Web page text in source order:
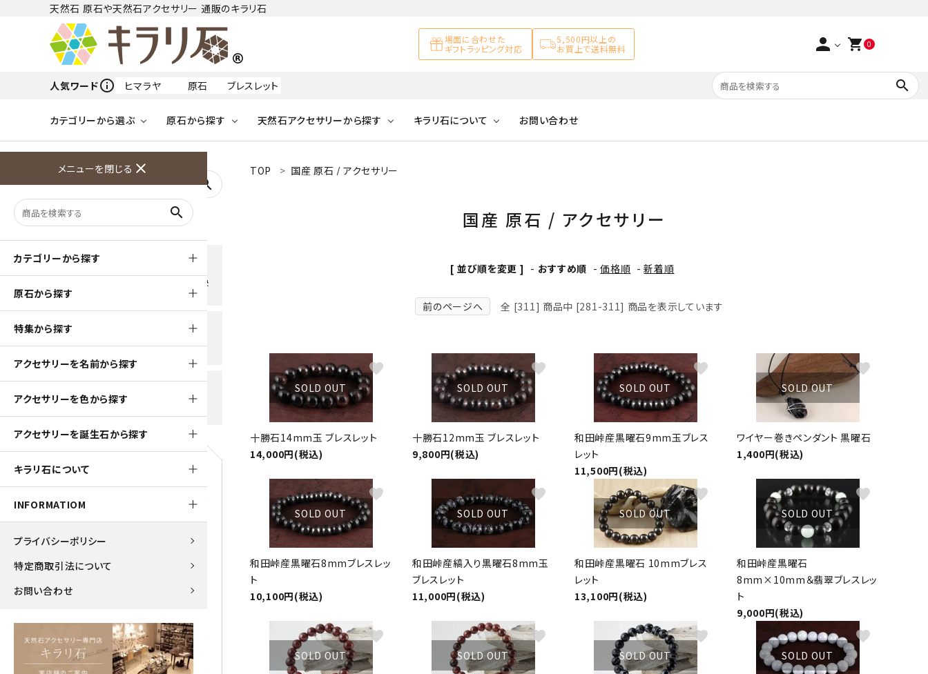
天然石 原石や天然石アクセサリー 通販のキラリ石
場面に合わせた
ギフトラッピング対応
5,500円以上の
お買上で送料無料
person shopping_cart 0
人気ワードinfo_outline ヒマラヤ 原石 ブレスレット search
カテゴリーから選ぶ
天然石 原石
ワイヤーアクセサリー
天然石 ブローチ 天然石置き飾り
大きいサイズの原石
たまご形 特集 ピラミッド型 特集 ハート形 特集 勾玉 特集
美石 特集 ルース 特集 鉱物解説 石言葉辞典
原石から探す
アクアマリン アズライト
アマゾナイト アラゴナイト
ガーネット
黒水晶 クリソコラ クリソプレーズ
K2ブルー
スピネル / パーガサイト スモーキークォーツ セレスタイト ソーダライト
ターコイズ (トルコ石) タイガーアイ/ホークアイ トパーズ トルマリン
パイライト ピンクオパール ブラッドストーン
ブルーレースアゲート フローライト ヘミモルファイト ボツワナアゲート
ムーンストーン モスアゲート ユナカイト
ラブラドライト ルチルクォーツ ルビー
ローズクォーツ ロードクロサイト その他天然石
天然石アクセサリーから探す
Pink
Gray Brown
1月 Jan
5月 May 6月 Jun 7月 Jul
9月 Sep 10月 Oct 11月 Nov
キラリ石について
キラリ石ポイントに
公式ブログ
お問い合わせ
メニューを閉じる close
search
カテゴリーから探す
原石から探す
特集から探す
アクセサリーを名前から探す
アクセサリーを色から探す
アクセサリーを誕生石から探す
キラリ石について
INFORMATIOM
プライバシーポリシー
特定商取引法について
お問い合わせ
TOP 国産 原石 / アクセサリー
国産 原石 / アクセサリー
[ 並び順を変更 ] - おすすめ順 -価格順 -新着順
前のページへ 全 [311] 商品中 [281-311] 商品を表示しています
SOLD OUT
十勝石14mm玉 ブレスレット
14,000円(税込)
favorite
SOLD OUT
十勝石12mm玉 ブレスレット
9,800円(税込)
favorite
SOLD OUT
和田峠産黒曜石9mm玉ブレス
レット
11,500円(税込)
favorite
SOLD OUT
ワイヤー巻きペンダント 黒曜石
1,400円(税込)
favorite
SOLD OUT
和田峠産黒曜石8mmブレスレッ
ト
10,100円(税込)
favorite
SOLD OUT
和田峠産縞入り黒曜石8mm玉
ブレスレット
11,000円(税込)
favorite
SOLD OUT
和田峠産黒曜石 10mmブレス
レット
13,100円(税込)
favorite
SOLD OUT
和田峠産黒曜石
8mm×10mm＆翡翠ブレスレッ
ト
9,000円(税込)
favorite
SOLD OUT
favorite
SOLD OUT
favorite
SOLD OUT
favorite
SOLD OUT
favorite
フリーワードから探す
search
原石 ループタイ 誕生石
Amzon Payなどお好きな 決
500ptプレゼント
送料全国一律700円
5,500円(税込)以上ご購入で
原石
アマゾナイト